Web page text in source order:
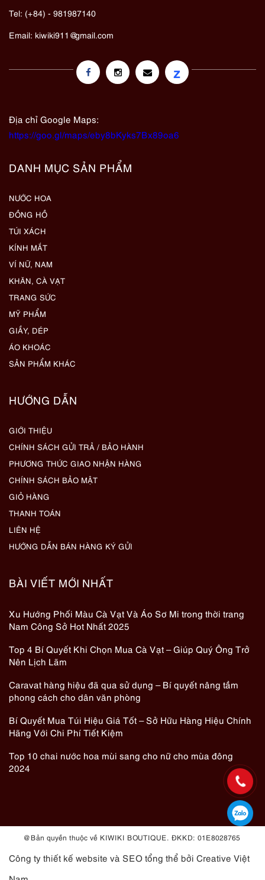
Tel: (+84) - 981987140
Email: kiwiki911@gmail.com
z
Địa chỉ Google Maps:
https://goo.gl/maps/eby8bKyks7Bx89oa6
DANH MỤC SẢN PHẨM
NƯỚC HOA
ĐỒNG HỒ
TÚI XÁCH
KÍNH MẮT
VÍ NỮ, NAM
KHĂN, CÀ VẠT
TRANG SỨC
MỸ PHẨM
GIẦY, DÉP
ÁO KHOÁC
SẢN PHẨM KHÁC
HƯỚNG DẪN
GIỚI THIỆU
CHÍNH SÁCH GỬI TRẢ / BẢO HÀNH
PHƯƠNG THỨC GIAO NHẬN HÀNG
CHÍNH SÁCH BẢO MẬT
GIỎ HÀNG
THANH TOÁN
LIÊN HỆ
HƯỚNG DẪN BÁN HÀNG KÝ GỬI
BÀI VIẾT MỚI NHẤT
Xu Hướng Phối Màu Cà Vạt Và Áo Sơ Mi trong thời trang
Nam Công Sở Hot Nhất 2025
Top 4 Bí Quyết Khi Chọn Mua Cà Vạt – Giúp Quý Ông Trở
Nên Lịch Lãm
Caravat hàng hiệu đã qua sử dụng – Bí quyết nâng tầm
phong cách cho dân văn phòng
Bí Quyết Mua Túi Hiệu Giá Tốt – Sở Hữu Hàng Hiệu Chính
Hãng Với Chi Phí Tiết Kiệm
Top 10 chai nước hoa mùi sang cho nữ cho mùa đông
2024
@ Bản quyền thuộc về KIWIKI BOUTIQUE. ĐKKD: 01E8028765
Công ty thiết kế website và SEO tổng thể bởi Creative Việt